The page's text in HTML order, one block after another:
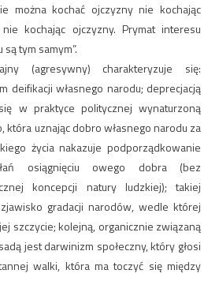
można kochać ojczyzny nie kochając
kochając ojczyzny. Prymat interesu
tym samym”.
(agresywny) charakteryzuje się:
deifikacji własnego narodu; deprecjacją
w praktyce politycznej wynaturzoną
która uznając dobro własnego narodu za
życia nakazuje podporządkowanie
osiągnięciu owego dobra (bez
koncepcji natury ludzkiej); takiej
gradacji narodów, wedle której
szczycie; kolejną, organicznie związaną
jest darwinizm społeczny, który głosi
walki, która ma toczyć się między